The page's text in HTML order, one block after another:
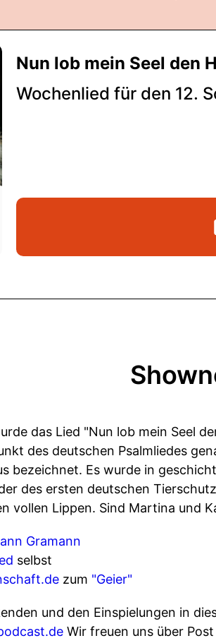
das Lied "Nun lob mein Seel
des deutschen Psalmliedes
bezeichnet. Es wurde in
des ersten deutschen
vollen Lippen. Sind Martina und
Gramann
selbst
zum "Geier"
und den Einspielungen in
Wir freuen uns über Post